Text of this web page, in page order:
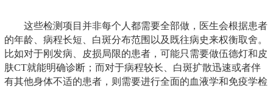
这些检测项目并非每个人都需要全部做，医生会根据患者
的年龄、病程长短、白斑分布范围以及既往病史来权衡取舍。
比如对于刚发病、皮损局限的患者，可能只需要做伍德灯和皮
肤CT就能明确诊断；而对于病程较长、白斑扩散迅速或者伴
有其他身体不适的患者，则需要进行全面的血液学和免疫学检